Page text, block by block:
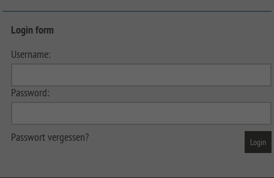
Login form
Username:
Password:
Passwort vergessen?